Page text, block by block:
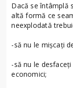
Dacă se întâmplă
altă formă ce
neexplodată
-să nu le mișcați
-să nu le
economici;